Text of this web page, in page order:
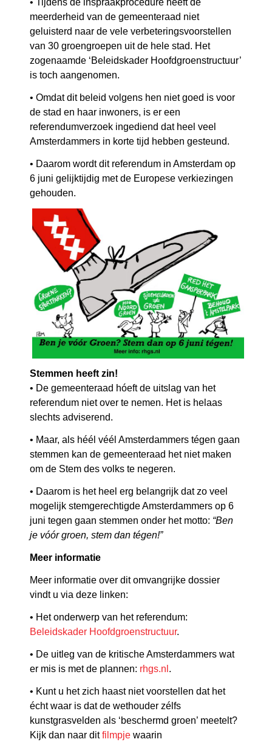
meerderheid van de gemeenteraad niet
geluisterd naar de vele verbeteringsvoorstellen
van 30 groengroepen uit de hele stad. Het
zogenaamde ‘Beleidskader Hoofdgroenstructuur’
is toch aangenomen.
• Omdat dit beleid volgens hen niet goed is voor
de stad en haar inwoners, is er een
referendumverzoek ingediend dat heel veel
Amsterdammers in korte tijd hebben gesteund.
• Daarom wordt dit referendum in Amsterdam op
6 juni gelijktijdig met de Europese verkiezingen
gehouden.
Stemmen heeft zin!
• De gemeenteraad hóeft de uitslag van het
referendum niet over te nemen. Het is helaas
slechts adviserend.
• Maar, als héél véél Amsterdammers tégen gaan
stemmen kan de gemeenteraad het niet maken
om de Stem des volks te negeren.
• Daarom is het heel erg belangrijk dat zo veel
mogelijk stemgerechtigde Amsterdammers op 6
juni tegen gaan stemmen onder het motto: “Ben
je vóór groen, stem dan tégen!”
Meer informatie
Meer informatie over dit omvangrijke dossier
vindt u via deze linken:
• Het onderwerp van het referendum:
Beleidskader Hoofdgroenstructuur.
• De uitleg van de kritische Amsterdammers wat
er mis is met de plannen: rhgs.nl .
• Kunt u het zich haast niet voorstellen dat het
écht waar is dat de wethouder zélfs
kunstgrasvelden als ‘beschermd groen’ meetelt?
Kijk dan naar ditfilmpje waarin